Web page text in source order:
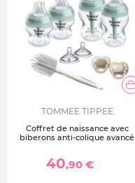
TOMMEE TIPPEE
Coffret de naissance avec
biberons anti-colique avancé
40,90 €